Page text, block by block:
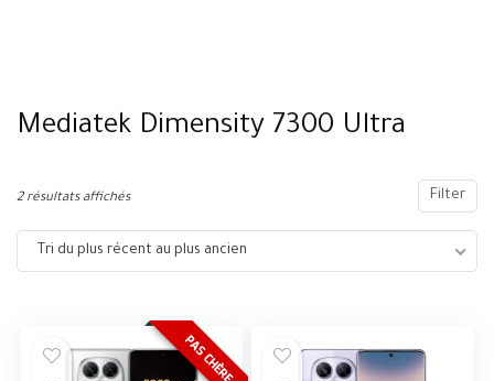
Mediatek Dimensity 7300 Ultra
Filter
2 résultats affichés
Tri du plus récent au plus ancien
PAS CHÈRE